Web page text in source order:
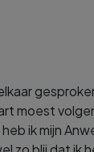
moest
ik mijn